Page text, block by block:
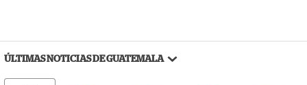
ÚLTIMAS NOTICIAS DE GUATEMALA